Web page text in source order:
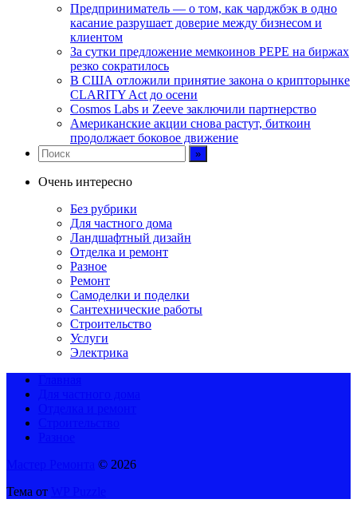
Предприниматель — о том, как чарджбэк в одно
касание разрушает доверие между бизнесом и
клиентом
За сутки предложение мемкоинов PEPE на биржах
резко сократилось
В США отложили принятие закона о крипторынке
CLARITY Act до осени
Cosmos Labs и Zeeve заключили партнерство
Американские акции снова растут, биткоин
продолжает боковое движение
Очень интересно
Без рубрики
Для частного дома
Ландшафтный дизайн
Отделка и ремонт
Разное
Ремонт
Самоделки и поделки
Сантехнические работы
Строительство
Услуги
Электрика
© 2026
Тема от